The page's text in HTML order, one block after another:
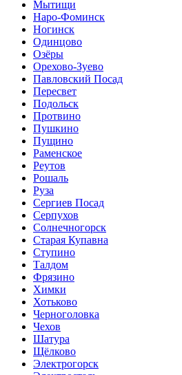
Мытищи
Наро-Фоминск
Ногинск
Одинцово
Озёры
Орехово-Зуево
Павловский Посад
Пересвет
Подольск
Протвино
Пушкино
Пущино
Раменское
Реутов
Рошаль
Руза
Сергиев Посад
Серпухов
Солнечногорск
Старая Купавна
Ступино
Талдом
Фрязино
Химки
Хотьково
Черноголовка
Чехов
Шатура
Щёлково
Электрогорск